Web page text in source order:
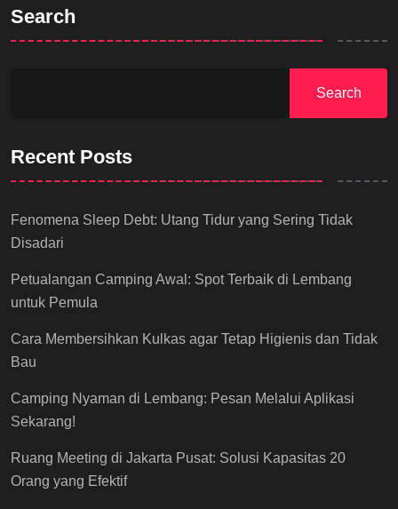
Search
Search
Recent Posts
Fenomena Sleep Debt: Utang Tidur yang Sering Tidak
Disadari
Petualangan Camping Awal: Spot Terbaik di Lembang
untuk Pemula
Cara Membersihkan Kulkas agar Tetap Higienis dan Tidak
Bau
Camping Nyaman di Lembang: Pesan Melalui Aplikasi
Sekarang!
Ruang Meeting di Jakarta Pusat: Solusi Kapasitas 20
Orang yang Efektif